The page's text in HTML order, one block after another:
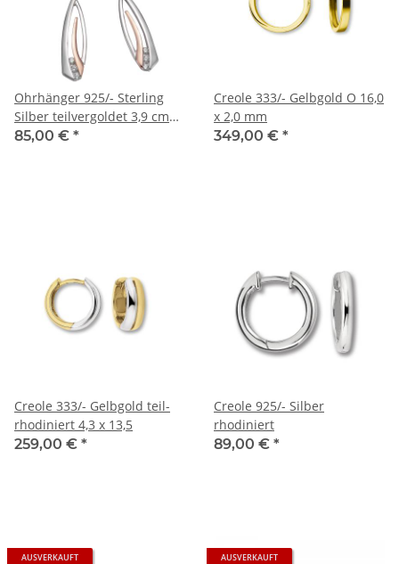
Ohrhänger 925/- Sterling
Silber teilvergoldet 3,9 cm
Zirkonia
85,00 € *
Creole 333/- Gelbgold O 16,0
x 2,0 mm
349,00 € *
Creole 333/- Gelbgold teil-
rhodiniert 4,3 x 13,5
259,00 € *
Creole 925/- Silber
rhodiniert
89,00 € *
AUSVERKAUFT AUSVERKAUFT